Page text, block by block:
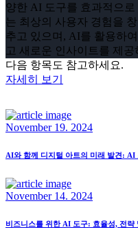
양한 AI 도구를 효과적으
는 최상의 사용자 경험을
추고 있으며, AI를 활용하
고 새로운 인사이트를 제
다음 항목도 참고하세요.
자세히 보기
November 19. 2024
AI와 함께 디지털 아트의 미래 발견: AI
November 14. 2024
비즈니스를 위한 AI 도구: 효율성, 전략